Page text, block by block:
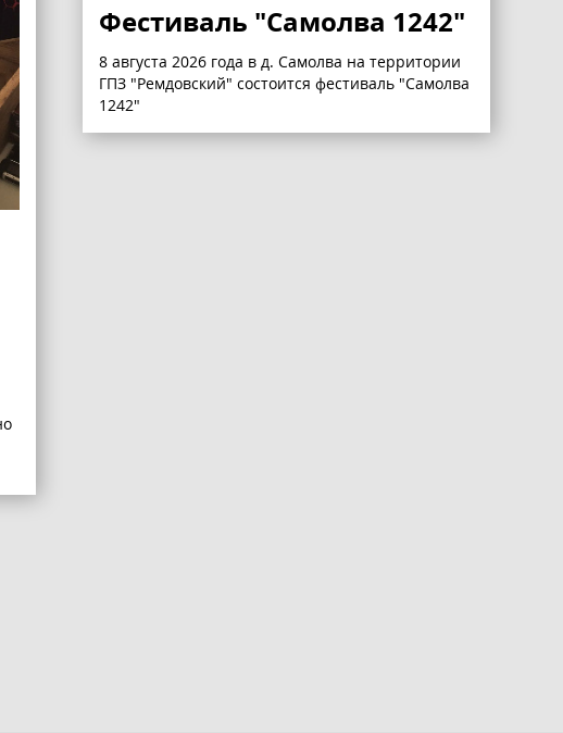
Фестиваль "Самолва 1242"
8 августа 2026 года в д. Самолва на территории
ГПЗ "Ремдовский" состоится фестиваль "Самолва
1242"